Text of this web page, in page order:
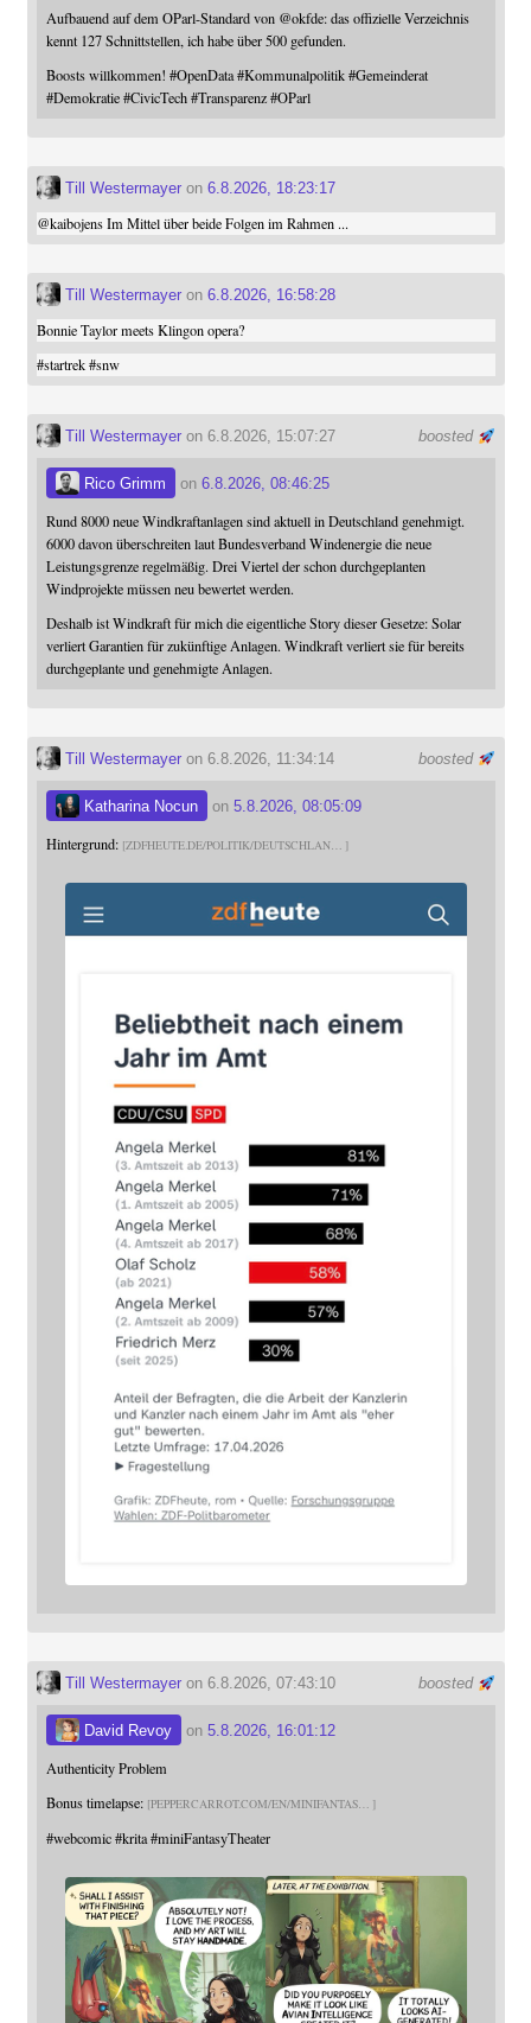
Aufbauend auf dem OParl-Standard von @okfde: das offizielle Verzeichnis
kennt 127 Schnittstellen, ich habe über 500 gefunden.
Boosts willkommen! #OpenData #Kommunalpolitik #Gemeinderat
#Demokratie #CivicTech #Transparenz #OParl
Till Westermayeron 6.8.2026, 18:23:17
@kaibojensIm Mittel über beide Folgen im Rahmen ...
Till Westermayeron 6.8.2026, 16:58:28
Bonnie Taylor meets Klingon opera?
#startrek #snw
boosted
Till Westermayeron 6.8.2026, 15:07:27
Rico Grimm on 6.8.2026, 08:46:25
Rund 8000 neue Windkraftanlagen sind aktuell in Deutschland genehmigt.
6000 davon überschreiten laut Bundesverband Windenergie die neue
Leistungsgrenze regelmäßig. Drei Viertel der schon durchgeplanten
Windprojekte müssen neu bewertet werden.
Deshalb ist Windkraft für mich die eigentliche Story dieser Gesetze: Solar
verliert Garantien für zukünftige Anlagen. Windkraft verliert sie für bereits
durchgeplante und genehmigte Anlagen.
boosted
Till Westermayeron 6.8.2026, 11:34:14
Katharina Nocun on 5.8.2026, 08:05:09
Hintergrund: ZDFHEUTE.DE/POLITIK/DEUTSCHLAN
boosted
Till Westermayeron 6.8.2026, 07:43:10
David Revoy on 5.8.2026, 16:01:12
Authenticity Problem
Bonus timelapse: PEPPERCARROT.COM/EN/MINIFANTAS
#webcomic #krita #miniFantasyTheater